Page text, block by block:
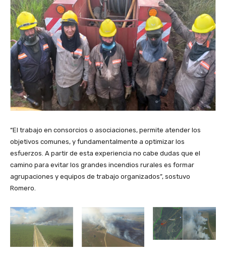
“El trabajo en consorcios o asociaciones, permite atender los
objetivos comunes, y fundamentalmente a optimizar los
esfuerzos. A partir de esta experiencia no cabe dudas que el
camino para evitar los grandes incendios rurales es formar
agrupaciones y equipos de trabajo organizados”, sostuvo
Romero.